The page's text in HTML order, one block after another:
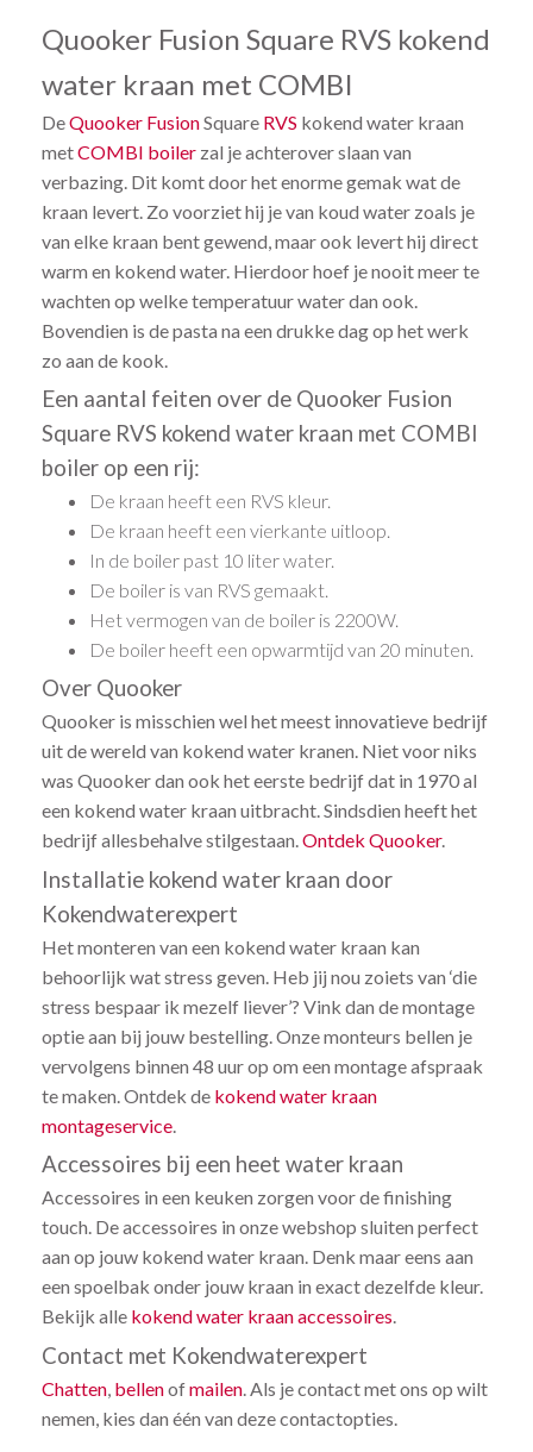
Quooker Fusion Square RVS kokend
water kraan met COMBI
DeQuooker FusionSquare RVS kokend water kraan
metCOMBI boiler zal je achterover slaan van
verbazing. Dit komt door het enorme gemak wat de
kraan levert. Zo voorziet hij je van koud water zoals je
van elke kraan bent gewend, maar ook levert hij direct
warm en kokend water. Hierdoor hoef je nooit meer te
wachten op welke temperatuur water dan ook.
Bovendien is de pasta na een drukke dag op het werk
zo aan de kook.
Een aantal feiten over de Quooker Fusion
Square RVS kokend water kraan met COMBI
boiler op een rij:
De kraan heeft een RVS kleur.
De kraan heeft een vierkante uitloop.
In de boiler past 10 liter water.
De boiler is van RVS gemaakt.
Het vermogen van de boiler is 2200W.
De boiler heeft een opwarmtijd van 20 minuten.
Over Quooker
Quooker is misschien wel het meest innovatieve bedrijf
uit de wereld van kokend water kranen. Niet voor niks
was Quooker dan ook het eerste bedrijf dat in 1970 al
een kokend water kraan uitbracht. Sindsdien heeft het
bedrijf allesbehalve stilgestaan.Ontdek Quooker.
Installatie kokend water kraan door
Kokendwaterexpert
Het monteren van een kokend water kraan kan
behoorlijk wat stress geven. Heb jij nou zoiets van ‘die
stress bespaar ik mezelf liever’? Vink dan de montage
optie aan bij jouw bestelling. Onze monteurs bellen je
vervolgens binnen 48 uur op om een montage afspraak
te maken. Ontdek de kokend water kraan
montageservice.
Accessoires bij een heet water kraan
Accessoires in een keuken zorgen voor de finishing
touch. De accessoires in onze webshop sluiten perfect
aan op jouw kokend water kraan. Denk maar eens aan
een spoelbak onder jouw kraan in exact dezelfde kleur.
Bekijk alle kokend water kraan accessoires.
Contact met Kokendwaterexpert
Chatten bellenofmailen . Als je contact met ons op wilt
nemen, kies dan één van deze contactopties.